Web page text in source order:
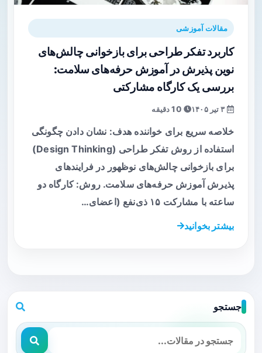
مقالات آموزشی
کاربرد تفکر طراحی برای بازخوانی چالش‌های
نوین پذیرش در آموزش حرفه‌های سلامت:
بررسی یک کارگاه مشارکتی
خلاصه سریع برای خواننده هدف: نشان دادن چگونگی
استفاده از روش تفکر طراحی (Design Thinking)
برای بازخوانی چالش‌های نوظهور در فرایندهای
پذیرش آموزش حرفه‌های سلامت. روش: کارگاه دو
ساعته با مشارکت ۱۵ ذی‌نفع (اعضای…
بیشتر بخوانید
جستجو